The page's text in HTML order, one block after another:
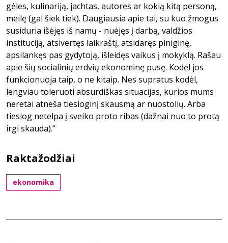
gėles, kulinariją, jachtas, autorės ar kokią kitą personą,
meilę (gal šiek tiek). Daugiausia apie tai, su kuo žmogus
susiduria išėjęs iš namų - nuėjęs į darbą, valdžios
instituciją, atsivertęs laikraštį, atsidaręs piniginę,
apsilankęs pas gydytoją, išleidęs vaikus į mokyklą. Rašau
apie šių socialinių erdvių ekonominę pusę. Kodėl jos
funkcionuoja taip, o ne kitaip. Nes supratus kodėl,
lengviau toleruoti absurdiškas situacijas, kurios mums
neretai atneša tiesioginį skausmą ar nuostolių. Arba
tiesiog netelpa į sveiko proto ribas (dažnai nuo to protą
irgi skauda).“
Raktažodžiai
ekonomika